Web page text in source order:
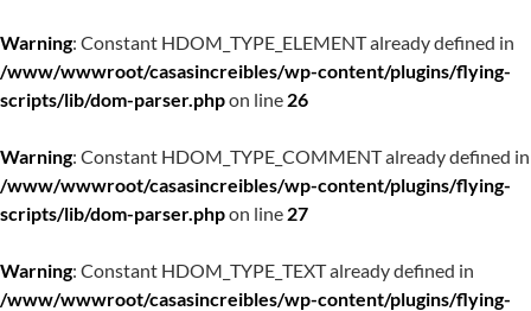
Warning: Constant HDOM_TYPE_ELEMENT already defined in
/www/wwwroot/casasincreibles/wp-content/plugins/flying-
scripts/lib/dom-parser.phpon line 26
Warning: Constant HDOM_TYPE_COMMENT already defined in
/www/wwwroot/casasincreibles/wp-content/plugins/flying-
scripts/lib/dom-parser.phpon line 27
Warning: Constant HDOM_TYPE_TEXT already defined in
/www/wwwroot/casasincreibles/wp-content/plugins/flying-